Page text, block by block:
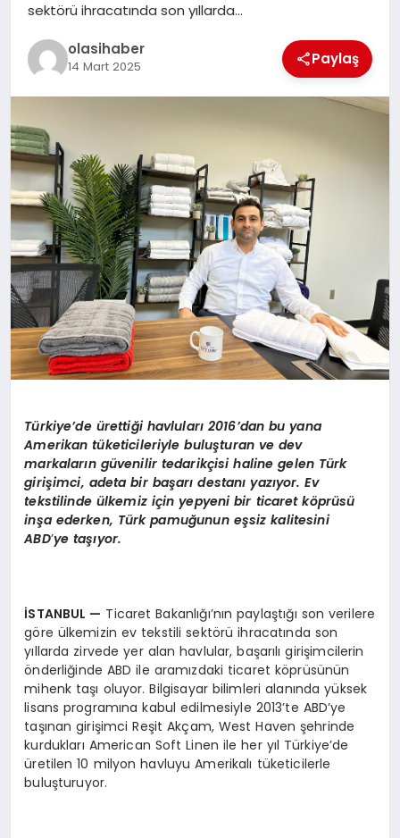
sektörü ihracatında son yıllarda…
olasihaber
14 Mart 2025 Paylaş
Türkiye’de ürettiği havluları 2016’dan bu yana
Amerikan tüketicileriyle buluşturan ve dev
markaların güvenilir tedarikçisi haline gelen Türk
girişimci, adeta bir başarı destanı yazıyor. Ev
tekstilinde ülkemiz için yepyeni bir ticaret köprüsü
inşa ederken, Türk pamuğunun eşsiz kalitesini
ABD’ye taşıyor.
İSTANBUL — Ticaret Bakanlığı’nın paylaştığı son verilere
göre ülkemizin ev tekstili sektörü ihracatında son
yıllarda zirvede yer alan havlular, başarılı girişimcilerin
önderliğinde ABD ile aramızdaki ticaret köprüsünün
mihenk taşı oluyor. Bilgisayar bilimleri alanında yüksek
lisans programına kabul edilmesiyle 2013’te ABD’ye
taşınan girişimci Reşit Akçam, West Haven şehrinde
kurdukları American Soft Linen ile her yıl Türkiye’de
üretilen 10 milyon havluyu Amerikalı tüketicilerle
buluşturuyor.